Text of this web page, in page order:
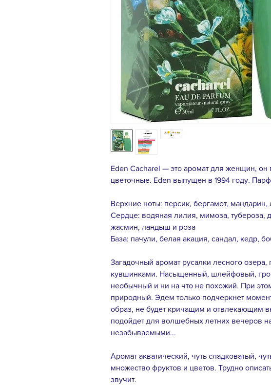
Eden Cacharel — это аромат для женщин, он
цветочные. Eden выпущен в 1994 году.
Верхние ноты: персик, бергамот, мандарин,
Сердце: водяная лилия, мимоза, тубероза,
жасмин, ландыш и роза
База: пачули, белая акация, сандал, кедр,
Загадочный аромат русалки лесного
кувшинками. Насыщенный, шлейфовый,
необычный и ни на что не похожий. При
природный. Эдем только подчеркнет
образ, не будет кричащим и отвлекающим
подойдет для волшебных летних вечеров
незабываемыми...
Аромат акватический, чуть сладковатый,
множество фруктов и цветов. Трудно
звучит.